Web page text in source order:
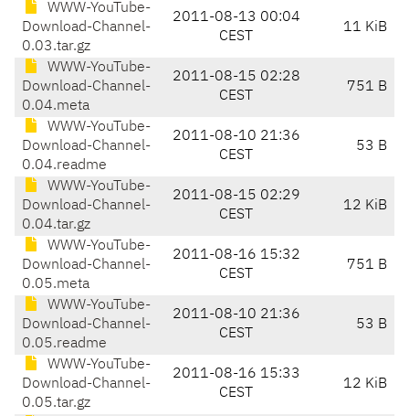
WWW-YouTube-
Download-Channel-
0.03.tar.gz
2011-08-13 00:04
CEST
11 KiB
WWW-YouTube-
Download-Channel-
0.04.meta
2011-08-15 02:28
CEST
751 B
WWW-YouTube-
Download-Channel-
0.04.readme
2011-08-10 21:36
CEST
53 B
WWW-YouTube-
Download-Channel-
0.04.tar.gz
2011-08-15 02:29
CEST
12 KiB
WWW-YouTube-
Download-Channel-
0.05.meta
2011-08-16 15:32
CEST
751 B
WWW-YouTube-
Download-Channel-
0.05.readme
2011-08-10 21:36
CEST
53 B
WWW-YouTube-
Download-Channel-
0.05.tar.gz
2011-08-16 15:33
CEST
12 KiB